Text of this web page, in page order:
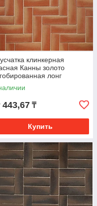
клинкерная
Канны золото
лонг
443,67 ₸
Купить